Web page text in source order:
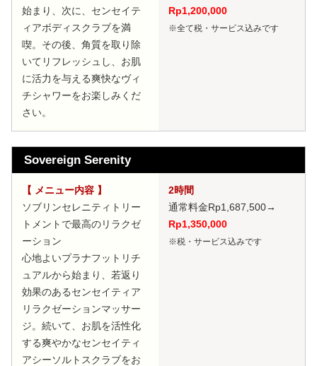
始まり、次に、センセイテ
ィアボディスクラブを満
喫。その後、角質を取り除
いてリフレッシュし、お肌
に活力を与える爽快なヴィ
チシャワーをお楽しみくだ
さい。
Rp1,200,000
※全て税・サービス込みです
Sovereign Serenity
【 メニュー内容 】
ソブリンセレニティトリー
トメントで最高のリラクゼ
ーション
心地よいプラナフットリチ
ュアルから始まり、若返り
効果のあるセンセイティア
リラクゼーションマッサー
ジ。続いて、お肌を活性化
する爽やかなセンセイティ
アシーソルトスクラブをお
2時間
通常料金Rp1,687,500→
Rp1,350,000
※税・サービス込みです